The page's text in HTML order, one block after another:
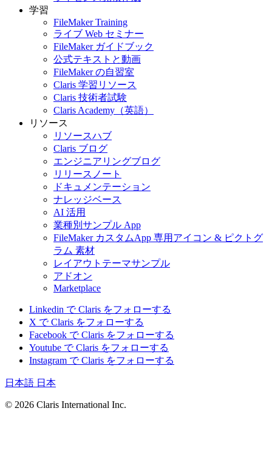
学習
FileMaker Training
ライブ Web セミナー
FileMaker ガイドブック
公式テキストと動画
FileMaker の自習室
Claris 学習リソース
Claris 技術者試験
Claris Academy（英語）
リソース
リソースハブ
Claris ブログ
エンジニアリングブログ
リリースノート
ドキュメンテーション
ナレッジベース
AI 活用
業種別サンプル App
FileMaker カスタムApp 専用アイコン & ピクトグ
ラム 素材
レイアウトテーマサンプル
アドオン
Marketplace
Linkedin で Claris をフォローする
X で Claris をフォローする
Facebook で Claris をフォローする
Youtube で Claris をフォローする
Instagram で Claris をフォローする
日本語 日本
© 2026 Claris International Inc.